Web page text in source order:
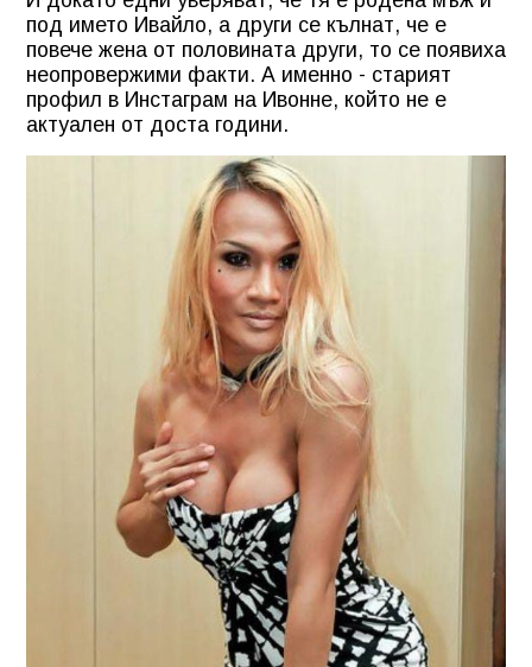
под името Ивайло, а други се кълнат, че е
повече жена от половината други, то се появиха
неопровержими факти. А именно - старият
профил в Инстаграм на Ивонне, който не е
актуален от доста години.